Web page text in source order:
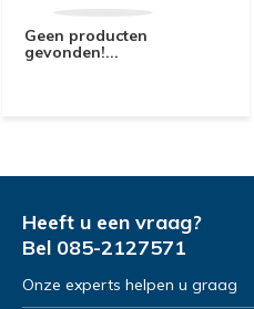
Geen producten
gevonden!...
Heeft u een vraag?
Bel 085-2127571
Onze experts helpen u graag